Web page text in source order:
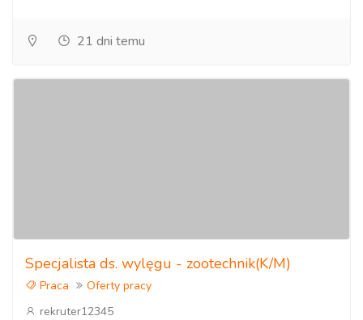
21 dni temu
Specjalista ds. wylęgu - zootechnik(K/M)
Praca
Oferty pracy
rekruter12345